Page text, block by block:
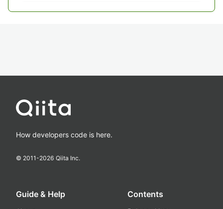
How developers code is here.
© 2011-2026 Qiita Inc.
Guide & Help Contents